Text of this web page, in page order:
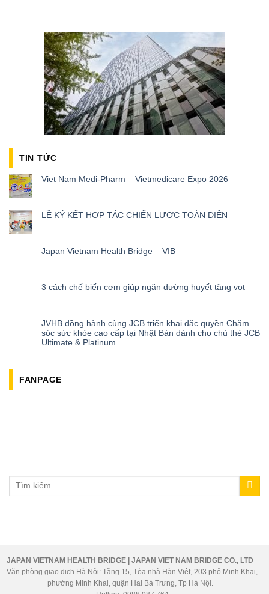
TIN TỨC
Viet Nam Medi-Pharm – Vietmedicare Expo 2026
LỄ KÝ KẾT HỢP TÁC CHIẾN LƯỢC TOÀN DIỆN
Japan Vietnam Health Bridge – VIB
3 cách chế biến cơm giúp ngăn đường huyết tăng vọt
JVHB đồng hành cùng JCB triển khai đặc quyền Chăm
sóc sức khỏe cao cấp tại Nhật Bản dành cho chủ thẻ JCB
Ultimate & Platinum
FANPAGE
JAPAN VIETNAM HEALTH BRIDGE | JAPAN VIET NAM BRIDGE CO., LTD
- Văn phòng giao dịch Hà Nội: Tầng 15, Tòa nhà Hàn Việt, 203 phố Minh Khai,
phường Minh Khai, quận Hai Bà Trưng, Tp Hà Nội.